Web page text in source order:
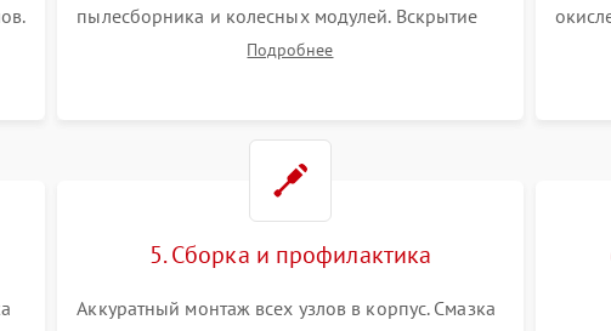
пылесборника и колесных модулей. Вскрытие
корпуса робота. Тщательная очистка внутренних
Подробнее
5. Сборка и профилактика
Аккуратный монтаж всех узлов в корпус. Смазка